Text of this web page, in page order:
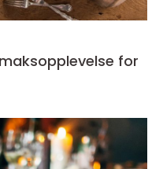
for